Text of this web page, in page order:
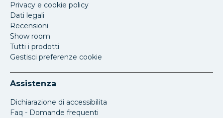
Privacy e cookie policy
Dati legali
Recensioni
Show room
Tutti i prodotti
Gestisci preferenze cookie
Assistenza
Dichiarazione di accessibilita
Faq - Domande frequenti